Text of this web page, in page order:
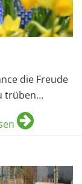
die Freude
trüben…